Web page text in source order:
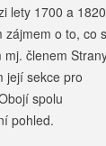
lety 1700 a
zájmem o to, co
členem
její sekce pro
spolu
pohled.